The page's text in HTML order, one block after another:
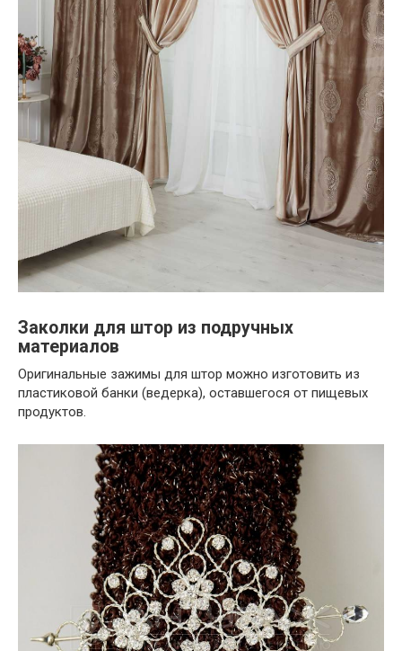
Заколки для штор из подручных
материалов
Оригинальные зажимы для штор можно изготовить из
пластиковой банки (ведерка), оставшегося от пищевых
продуктов.